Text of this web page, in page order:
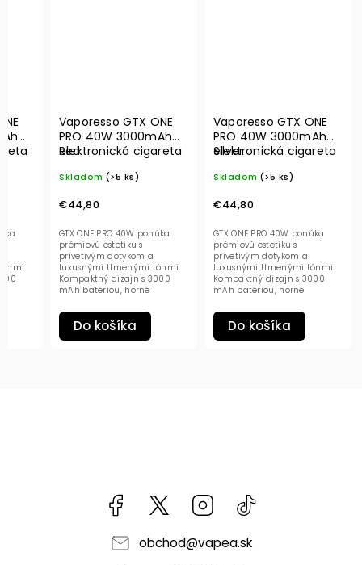
Vaporesso GTX ONE
PRO 40W 3000mAh
Red
elektronická cigareta
Skladom (>5 ks)
€44,80
Do košíka
GTX ONE PRO 40W ponúka
prémiovú estetiku s
prívetivým dotykom a
luxusnými tlmenými tónmi.
Kompaktný dizajn s 3000
mAh batériou, horné
technológiu a...
Vaporesso GTX ONE
PRO 40W 3000mAh
Silver
elektronická cigareta
Skladom (>5 ks)
€44,80
Do košíka
GTX ONE PRO 40W ponúka
prémiovú estetiku s
prívetivým dotykom a
luxusnými tlmenými tónmi.
Kompaktný dizajn s 3000
mAh batériou, horné
technológiu a...
Facebook kzifcak85131Instagram
obchod@vapea.sk